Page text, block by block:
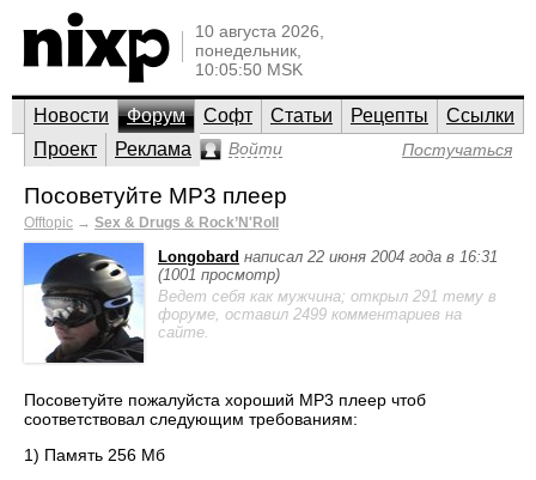
10 августа 2026,
понедельник,
10:05:50 MSK
Новости Форум Софт Статьи Рецепты
Ссылки
Проект
Реклама Войти Постучаться
Посоветуйте MP3 плеер
Offtopic → Sex & Drugs & Rock’N'Roll
Longobard написал 22 июня 2004 года в 16:31
(1001 просмотр)
Ведет себя как мужчина; открыл 291 тему в
форуме, оставил 2499 комментариев на
сайте.
Посоветуйте пожалуйста хороший MP3 плеер чтоб
соответствовал следующим требованиям:
1) Память 256 Мб